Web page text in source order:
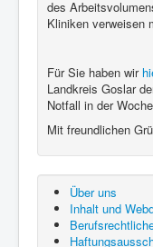
des
Kliniken verweisen
Für Sie haben wir
Landkreis Goslar
Notfall in der
Mit freundlichen
Über uns
Inhalt und